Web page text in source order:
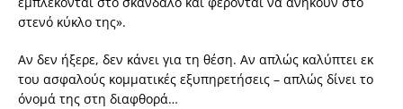
στενό κύκλο της».
Αν δεν ήξερε, δεν κάνει για τη θέση. Αν απλώς καλύπτει εκ
του ασφαλούς κομματικές εξυπηρετήσεις – απλώς δίνει το
όνομά της στη διαφθορά…